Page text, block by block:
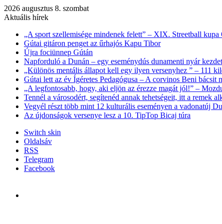
2026 augusztus 8. szombat
Aktuális hírek
„A sport szellemisége mindenek felett” – XIX. Streetball kupa
Gútai gitáron penget az űrhajós Kapu Tibor
Újra fociünnep Gútán
Napforduló a Dunán – egy eseménydús dunamenti nyár
„Különös mentális állapot kell egy ilyen versenyhez ” – 111
Gútai lett az év Ígéretes Pedagógusa – A corvinos Beni bácsit
„A legfontosabb, hogy, aki eljön az érezze magát jól!” –
Tennél a városodért, segítenéd annak tehetségeit, itt a remek
Vegyél részt több mint 12 kulturális eseményen a vadonatúj
Az újdonságok versenye lesz a 10. TipTop Bicaj túra
Switch skin
Oldalsáv
RSS
Telegram
Facebook